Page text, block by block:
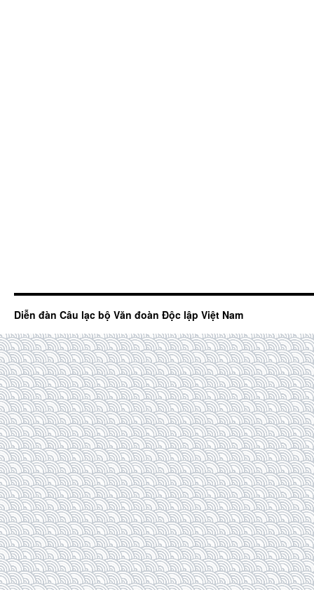
Diễn đàn Câu lạc bộ Văn đoàn Độc lập Việt Nam